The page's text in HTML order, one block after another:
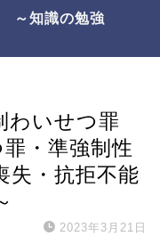
～知識の勉強
わいせつ罪
・準強制性
失・抗拒不能
2023年3月21日